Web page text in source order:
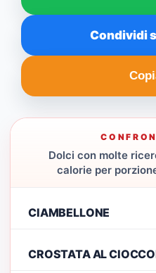
Condividi
Dolci con molte
calorie per
CIAMBELLONE
CROSTATA AL